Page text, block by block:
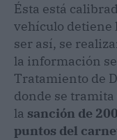
Ésta está
vehículo detiene
ser así, se
la información
Tratamiento de
donde se tramita
la sanción de
puntos del